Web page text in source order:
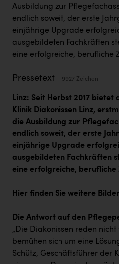
INTERSPORT Austria
Jesolo
Jane Goodall Institute Austria
Karin Liedl
KEBA
KIWI Kinderwunsch Institut Dr.
KLIPP Frisör
Kleider Bauer
Kremsmüller Anlagenbau
Maximarkt
Österreichischer
Orlen
Ausbildung zur
endlich soweit, der erste
einjährige Upgrade
ausgebildeten Fachkräften
eine erfolgreiche, berufliche
Pressetext 9927 Zeichen
Linz: Seit Herbst 2017 bietet
Klinik Diakonissen Linz,
die Ausbildung zur
endlich soweit, der erste
einjährige Upgrade
ausgebildeten Fachkräften
eine erfolgreiche, berufliche
Hier finden Sie weitere
Die Antwort auf den
„Die Diakonissen reden
bemühen sich um eine
Schütz, Geschäftsführer der